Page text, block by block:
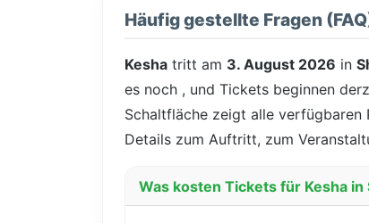
Häufig gestellte Fragen
Kesha tritt am 3. August 2026 in
es noch , und Tickets beginnen
Schaltfläche zeigt alle verfügbaren
Details zum Auftritt, zum
Was kosten Tickets für Kesha in